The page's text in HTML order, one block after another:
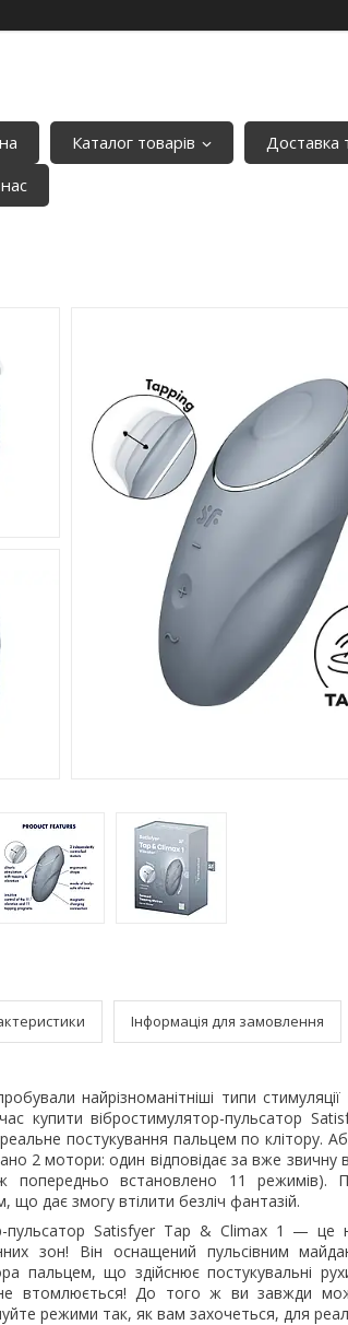
Каталог товарів Доставка
Інформація для замовлення
найрізноманітніші типи
купити вібростимулятор-пульсатор
реальне постукування пальцем по клітору.
2 мотори: один відповідає за вже звичну
попередньо встановлено 11
що дає змогу втілити безліч фантазій.
пульсатор Satisfyer Tap & Climax 1 — це
зон! Він оснащений пульсівним
пальцем, що здійснює постукувальні
втомлюється! До того ж ви завжди
режими так, як вам захочеться, для